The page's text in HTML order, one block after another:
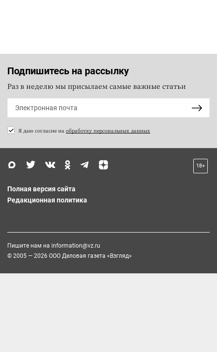
Подпишитесь на рассылку
Раз в неделю мы присылаем самые важные статьи
Я даю согласие на обработку персональных данных
18+
Полная версия сайта
Редакционная политика
Пишите нам на information@vz.ru
© 2005 — 2026 ООО Деловая газета «Взгляд»